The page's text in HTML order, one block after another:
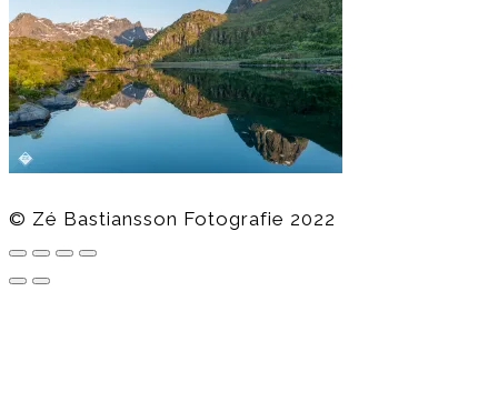
© Zé Bastiansson Fotografie 2022